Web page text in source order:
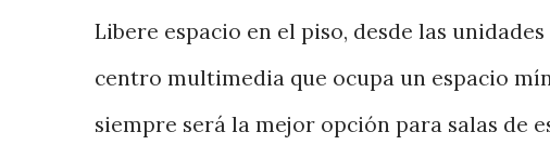
Libere espacio en el piso, desde las
centro multimedia que ocupa un espacio
siempre será la mejor opción para salas de